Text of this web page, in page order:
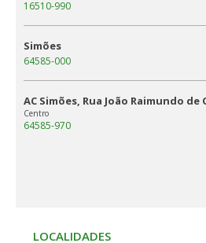
16510-990
Simões
64585-000
AC Simões, Rua João Raimundo de
Centro
64585-970
LOCALIDADES